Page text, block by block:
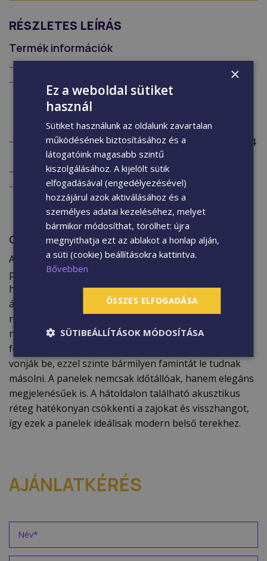
RÉSZLETES LEÍRÁS
Termék információk
Felhsználása: Irodák, tárgyalók, nappalik,
hálószobák, éttermek, kávézók, stúdiók,
moziszobák, recepciók, várótermek,
konferenciatermek.
Raktárunkban méretre vágás ára: 200 Ft+ Áfa (254
Ft) / vágás.
1 db akusztikus falburkolat: 1.68 m2.
1 m2 beltéri falburkoláshoz szükséges: 0.68 db
panel.
Gyártási metodika
A Technikal Wood Veneer eljárással készült akusztikus
panelek kiváló minőségű fa furnérból, MDF
hordozórétegből és opcionálisan akusztikus filcből
állnak. A gyártás során a fa furnért környezetbarát
ragasztóval rögzítik az alaplemezre, majd
nagynyomású préseléssel biztosítják a tartósságot. A
felületet szintén fa alapanyagból készült lamináltal
vonják be, ezzel szinte bármilyen famintát le tudnak
másolni. A panelek nemcsak időtállóak, hanem elegáns
megjelenésűek is. A hátoldalon található akusztikus
réteg hatékonyan csökkenti a zajokat és visszhangot,
így ezek a panelek ideálisak modern belső terekhez.
AJÁNLATKÉRÉS
×
Ez a weboldal sütiket
használ
Sütiket használunk az oldalunk zavartalan
működésének biztosításához és a
látogatóink magasabb szintű
kiszolgálásához. A kijelölt sütik
elfogadásával (engedélyezésével)
hozzájárul azok aktiválásához és a
személyes adatai kezeléséhez, melyet
bármikor módosíthat, törölhet: újra
megnyithatja ezt az ablakot a honlap alján,
a süti (cookie) beállításokra kattintva.
Bővebben
ÖSSZES ELFOGADÁSA
SÜTIBEÁLLÍTÁSOK MÓDOSÍTÁSA